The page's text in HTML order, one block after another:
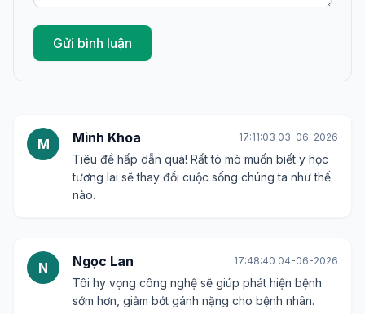
Gửi bình luận
M Minh Khoa 17:11:03 03-06-2026
Tiêu đề hấp dẫn quá! Rất tò mò muốn biết y học
tương lai sẽ thay đổi cuộc sống chúng ta như thế
nào.
N Ngọc Lan 17:48:40 04-06-2026
Tôi hy vọng công nghệ sẽ giúp phát hiện bệnh
sớm hơn, giảm bớt gánh nặng cho bệnh nhân.